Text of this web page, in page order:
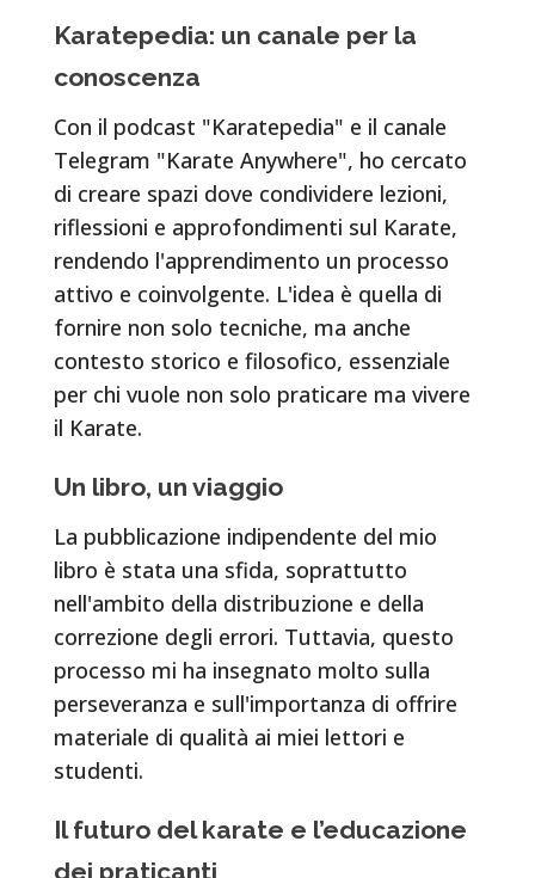
Karatepedia: un canale per la
conoscenza
Con il podcast "Karatepedia" e il canale
Telegram "Karate Anywhere", ho cercato
di creare spazi dove condividere lezioni,
riflessioni e approfondimenti sul Karate,
rendendo l'apprendimento un processo
attivo e coinvolgente. L'idea è quella di
fornire non solo tecniche, ma anche
contesto storico e filosofico, essenziale
per chi vuole non solo praticare ma vivere
il Karate.
Un libro, un viaggio
La pubblicazione indipendente del mio
libro è stata una sfida, soprattutto
nell'ambito della distribuzione e della
correzione degli errori. Tuttavia, questo
processo mi ha insegnato molto sulla
perseveranza e sull'importanza di offrire
materiale di qualità ai miei lettori e
studenti.
Il futuro del karate e l’educazione
dei praticanti